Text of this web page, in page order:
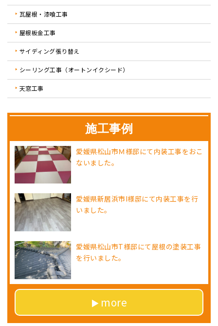
瓦屋根・漆喰工事
屋根板金工事
サイディング張り替え
シーリング工事（オートンイクシード）
天窓工事
施工事例
愛媛県松山市Ｍ様邸にて内装工事をおこ
ないました。
愛媛県新居浜市I様邸にて内装工事を行
いました。
愛媛県松山市T様邸にて屋根の塗装工事
を行いました。
more